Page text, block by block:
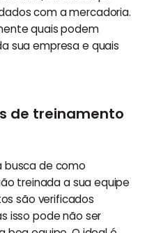
com a mercadoria.
quais podem
sua empresa e quais
de treinamento
busca de como
treinada a sua equipe
são verificados
isso pode não ser